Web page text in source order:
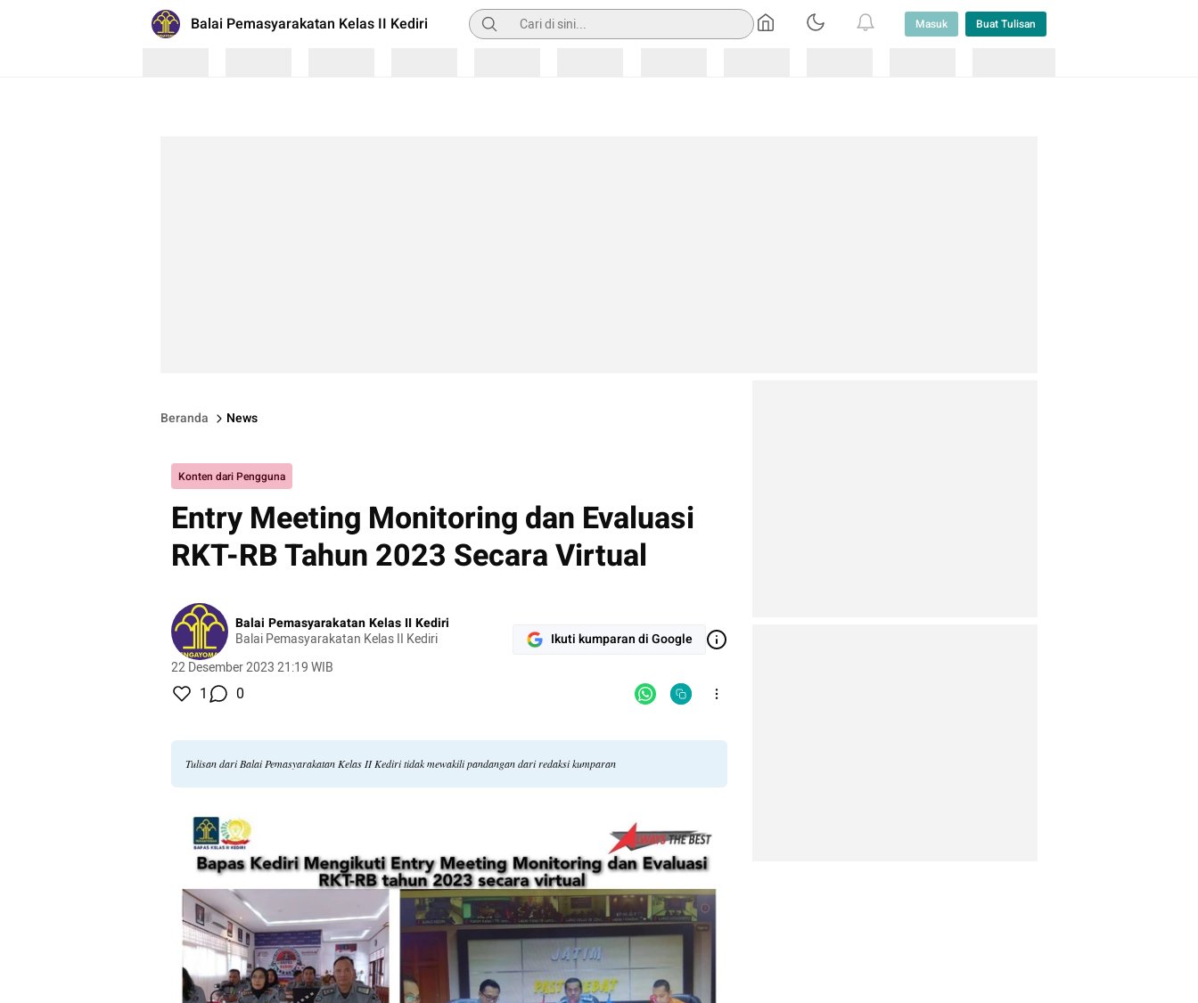
Balai Pemasyarakatan Kelas II Kediri Pencarian Masuk Buat Tulisan
Beranda News
Konten dari Pengguna
Entry Meeting Monitoring dan Evaluasi
RKT-RB Tahun 2023 Secara Virtual
Balai Pemasyarakatan Kelas II Kediri
Balai Pemasyarakatan Kelas II Kediri
22 Desember 2023 21:19 WIB
Ikuti kumparan di Google
1 0
Tulisan dari Balai Pemasyarakatan Kelas II Kediri tidak mewakili pandangan dari redaksi kumparan